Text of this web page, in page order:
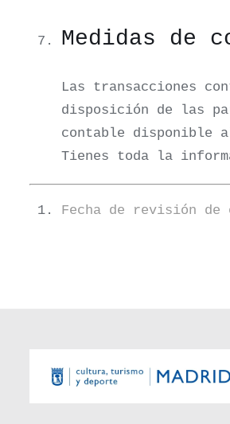
Medidas de
Las transacciones
disposición de las
contable disponible
Tienes toda la
Fecha de revisión